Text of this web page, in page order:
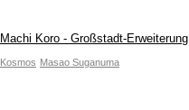
Machi Koro - Großstadt-Erweiterung
Kosmos Masao Suganuma